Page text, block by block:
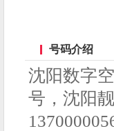
号码介绍
沈阳数字
号，沈阳